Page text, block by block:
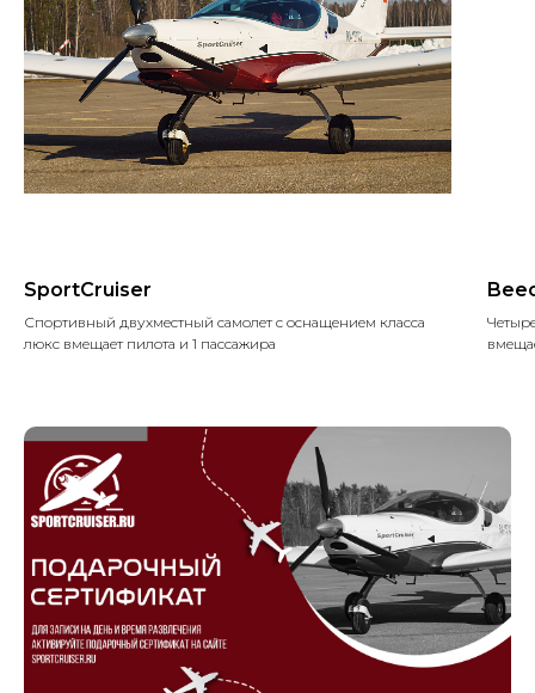
SportCruiser
Спортивный двухместный самолет с оснащением класса
люкс вмещает пилота и 1 пассажира